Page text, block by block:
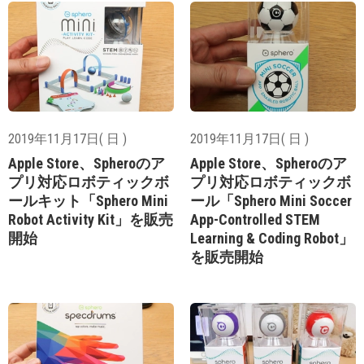
2019年11月17日( 日 )
Apple Store、Spheroのア
プリ対応ロボティックボ
ールキット「Sphero Mini
Robot Activity Kit」を販売
開始
2019年11月17日( 日 )
Apple Store、Spheroのア
プリ対応ロボティックボ
ール「Sphero Mini Soccer
App-Controlled STEM
Learning & Coding Robot」
を販売開始